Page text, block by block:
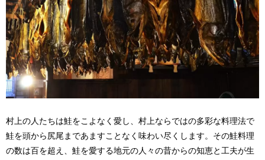
村上の人たちは鮭をこよなく愛し、村上ならではの多彩な料理法で
鮭を頭から尻尾まであますことなく味わい尽くします。その鮭料理
の数は百を超え、鮭を愛する地元の人々の昔からの知恵と工夫が生